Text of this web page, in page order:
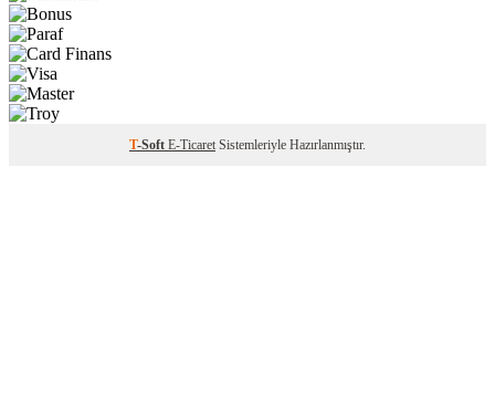
T-Soft E-Ticaret Sistemleriyle Hazırlanmıştır.